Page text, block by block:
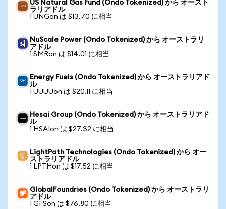
US Natural Gas Fund (Ondo Tokenized) から オースト
ラリアドル
1 UNGon は $13.70 に相当
NuScale Power (Ondo Tokenized) から オーストラリ
アドル
1 SMRon は $14.01 に相当
Energy Fuels (Ondo Tokenized) から オーストラリアド
ル
1 UUUUon は $20.11 に相当
Hesai Group (Ondo Tokenized) から オーストラリアド
ル
1 HSAIon は $27.32 に相当
LightPath Technologies (Ondo Tokenized) から オー
ストラリアドル
1 LPTHon は $17.52 に相当
GlobalFoundries (Ondo Tokenized) から オーストラリ
アドル
1 GFSon は $76.80 に相当